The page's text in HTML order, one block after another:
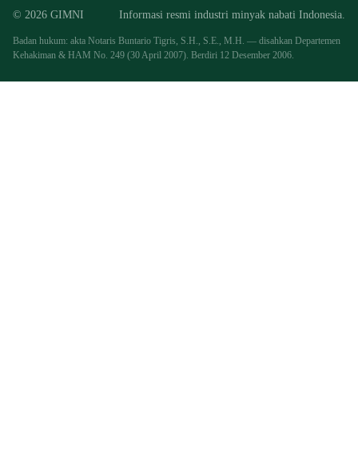
© 2026 GIMNI Informasi resmi industri minyak nabati Indonesia.
Badan hukum: akta Notaris Buntario Tigris, S.H., S.E., M.H. — disahkan Departemen
Kehakiman & HAM No. 249 (30 April 2007). Berdiri 12 Desember 2006.